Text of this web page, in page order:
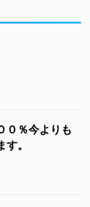
０％今よりも
。